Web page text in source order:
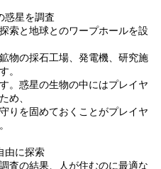
惑星を調査
索と地球とのワープホールを設
物の採石工場、発電機、研究施
。
。惑星の生物の中にはプレイヤ
め、
りを固めておくことがプレイヤ
由に探索
査の結果、人が住むのに最適な